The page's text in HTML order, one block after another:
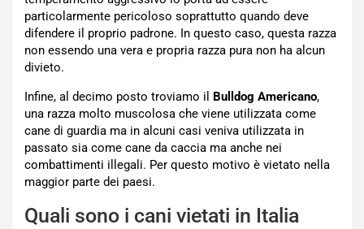
particolarmente pericoloso soprattutto quando deve
difendere il proprio padrone. In questo caso, questa razza
non essendo una vera e propria razza pura non ha alcun
divieto.
Infine, al decimo posto troviamo il
Bulldog Americano,
una razza molto muscolosa che viene utilizzata come
cane di guardia ma in alcuni casi veniva utilizzata in
passato sia come cane da caccia ma anche nei
combattimenti illegali. Per questo motivo è vietato nella
maggior parte dei paesi.
Quali sono i cani vietati in Italia